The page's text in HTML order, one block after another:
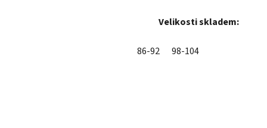
Velikosti skladem:
86-92 98-104